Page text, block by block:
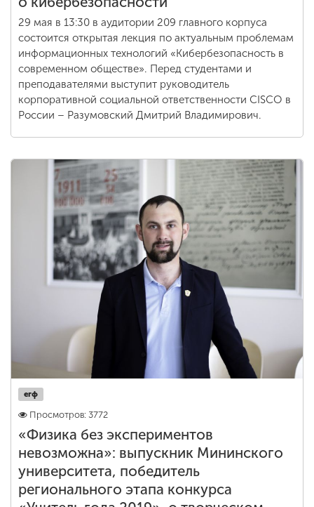
29 мая в 13:30 в аудитории 209 главного корпуса
состоится открытая лекция по актуальным проблемам
информационных технологий «Кибербезопасность в
современном обществе». Перед студентами и
преподавателями выступит руководитель
корпоративной социальной ответственности CISCO в
России – Разумовский Дмитрий Владимирович.
егф
Просмотров: 3772
«Физика без экспериментов
невозможна»: выпускник Мининского
университета, победитель
регионального этапа конкурса